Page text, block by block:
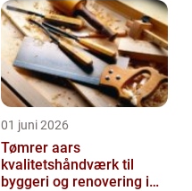
01 juni 2026
Tømrer aars
kvalitetshåndværk til
byggeri og renovering i